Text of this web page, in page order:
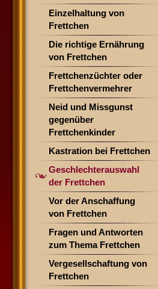
Einzelhaltung von
Frettchen
Die richtige Ernährung
von Frettchen
Frettchenzüchter oder
Frettchenvermehrer
Neid und Missgunst
gegenüber
Frettchenkinder
Kastration bei Frettchen
Geschlechterauswahl
der Frettchen
Vor der Anschaffung
von Frettchen
Fragen und Antworten
zum Thema Frettchen
Vergesellschaftung von
Frettchen